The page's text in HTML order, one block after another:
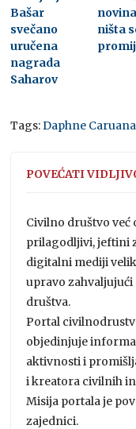
Bašar
svečano
uručena
nagrada
Saharov
ništa
Tags:Daphne
POVEĆATI
Civilno društvo već
prilagodljivi, jeftini
digitalni mediji
upravo
društva.
Portal
objedinjuje
aktivnosti i
i kreatora civilnih
Misija portala je
zajednici.